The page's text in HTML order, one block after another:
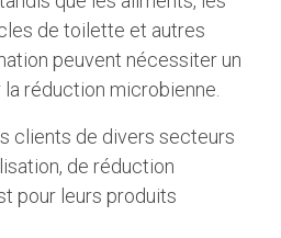
de toilette et autres
peuvent nécessiter un
réduction microbienne.
clients de divers secteurs
de réduction
pour leurs produits